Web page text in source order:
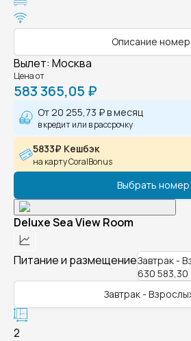
Описание
Вылет: Москва
Цена от
583 365,05 ₽
От 20 255,73 ₽в месяц
в кредит или в рассрочку
5833₽ Кешбэк
на карту CoralBonus
Выбрать номер
Deluxe Sea View Room
Питание и размещениеЗавтрак -
630 583,30
Завтрак -
2